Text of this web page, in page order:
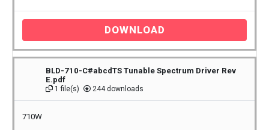
DOWNLOAD
BLD-710-C#abcdTS Tunable Spectrum Driver Rev
E.pdf
1 file(s) 244 downloads
710W